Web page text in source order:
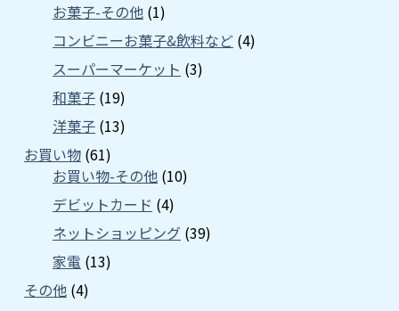
お菓子-その他 (1)
コンビニーお菓子&飲料など (4)
スーパーマーケット (3)
和菓子 (19)
洋菓子 (13)
お買い物 (61)
お買い物-その他 (10)
デビットカード (4)
ネットショッピング (39)
家電 (13)
その他 (4)